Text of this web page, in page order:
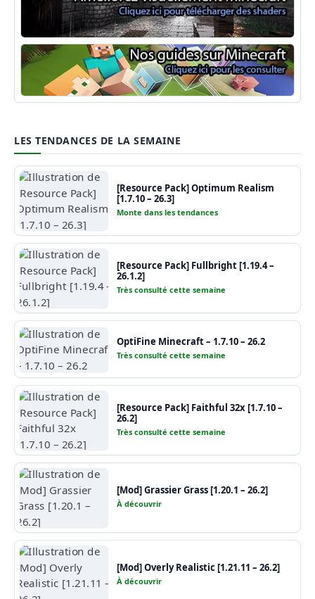
Shaders Minecraft
Guide Minecraft
LES TENDANCES DE LA SEMAINE
[Resource Pack] Optimum Realism
[1.7.10 – 26.3]
Monte dans les tendances
[Resource Pack] Fullbright [1.19.4 –
26.1.2]
Très consulté cette semaine
OptiFine Minecraft – 1.7.10 – 26.2
Très consulté cette semaine
[Resource Pack] Faithful 32x [1.7.10 –
26.2]
Très consulté cette semaine
[Mod] Grassier Grass [1.20.1 – 26.2]
À découvrir
[Mod] Overly Realistic [1.21.11 – 26.2]
À découvrir